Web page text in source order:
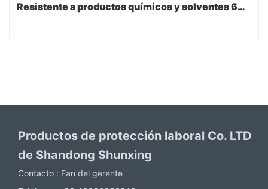
Resistente a productos químicos y solventes 66cm 26 "PVC guantelete de manga larga
Productos de protección laboral Co. LTD
de Shandong Shunxing
Contacto : Fan del gerente